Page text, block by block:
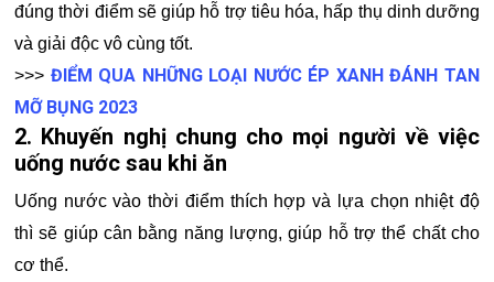
đúng thời điểm sẽ giúp hỗ trợ tiêu hóa, hấp thụ dinh dưỡng
và giải độc vô cùng tốt.
>>> ĐIỂM QUA NHỮNG LOẠI NƯỚC ÉP XANH ĐÁNH TAN
MỠ BỤNG 2023
2. Khuyến nghị chung cho mọi người về việc
uống nước sau khi ăn
Uống nước vào thời điểm thích hợp và lựa chọn nhiệt độ
thì sẽ giúp cân bằng năng lượng, giúp hỗ trợ thể chất cho
cơ thể.